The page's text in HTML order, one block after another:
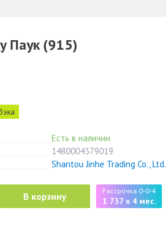
Паук (915)
Есть в наличии
1480004379019
Shantou Jinhe Trading Co., Ltd.
В корзину Рассрочка 0-0-4
1 737 x 4 мес.